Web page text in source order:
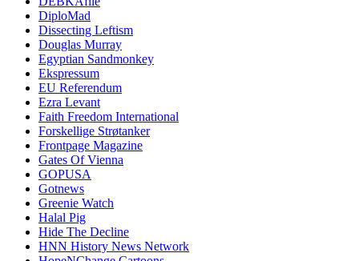
DiploMad
Dissecting Leftism
Douglas Murray
Egyptian Sandmonkey
Ekspressum
EU Referendum
Ezra Levant
Faith Freedom International
Forskellige Strøtanker
Frontpage Magazine
Gates Of Vienna
GOPUSA
Gotnews
Greenie Watch
Halal Pig
Hide The Decline
HNN History News Network